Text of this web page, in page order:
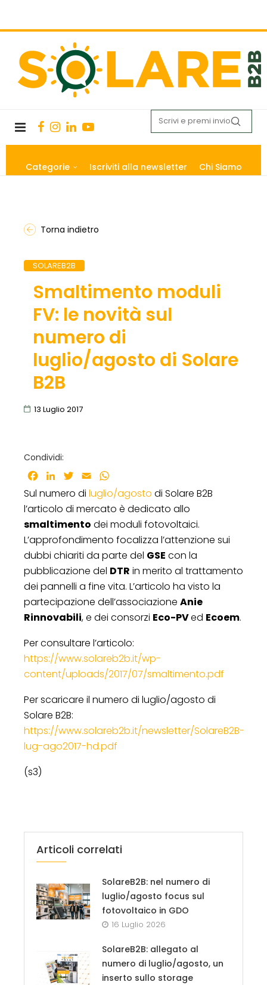
Categorie Iscriviti alla newsletter Chi Siamo
Torna indietro
SOLAREB2B
Smaltimento moduli
FV: le novità sul
numero di
luglio/agosto di Solare
B2B
13 Luglio 2017
Condividi:
Facebook
LinkedInTwitter
Email
Sul numero di luglio/agosto di Solare B2B
l’articolo di mercato è dedicato allo
smaltimento dei moduli fotovoltaici.
L’approfondimento focalizza l’attenzione sui
dubbi chiariti da parte del GSE con la
pubblicazione del DTR in merito al trattamento
dei pannelli a fine vita. L’articolo ha visto la
partecipazione dell’associazione Anie
Rinnovabili, e dei consorzi Eco-PVed Ecoem.
Per consultare l’articolo:
https://www.solareb2b.it/wp-
content/uploads/2017/07/smaltimento.pdf
Per scaricare il numero di luglio/agosto di
Solare B2B:
https://www.solareb2b.it/newsletter/SolareB2B-
lug-ago2017-hd.pdf
(s3)
Articoli correlati
SolareB2B: nel numero di
luglio/agosto focus sul
fotovoltaico in GDO
16 Luglio 2026
SolareB2B: allegato al
numero di luglio/agosto, un
inserto sullo storage